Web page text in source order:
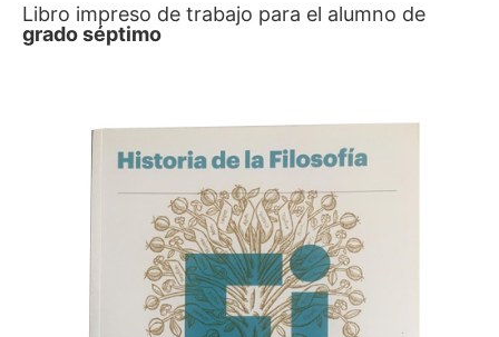
Libro impreso de trabajo para el alumno de
grado séptimo